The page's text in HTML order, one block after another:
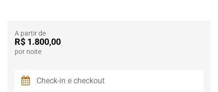
A partir de
R$ 1.800,00
por noite